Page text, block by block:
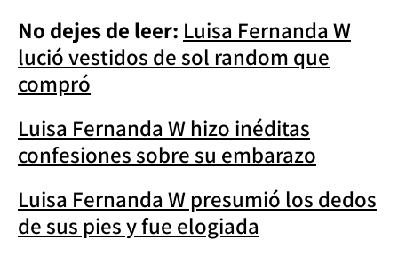
No dejes de leer: Luisa Fernanda W
lució vestidos de sol random que
compró
Luisa Fernanda W hizo inéditas
confesiones sobre su embarazo
Luisa Fernanda W presumió los dedos
de sus pies y fue elogiada